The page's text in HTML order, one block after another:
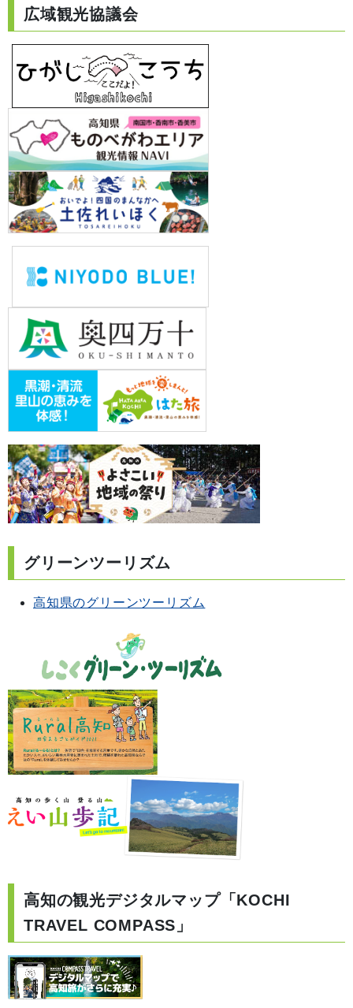
広域観光協議会
グリーンツーリズム
高知県のグリーンツーリズム
高知の観光デジタルマップ「KOCHI
TRAVEL COMPASS」